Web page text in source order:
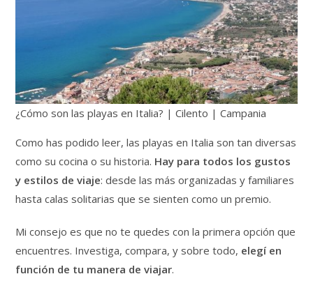
¿Cómo son las playas en Italia? | Cilento | Campania
Como has podido leer, las playas en Italia son tan diversas
como su cocina o su historia. Hay para todos los gustos
y estilos de viaje: desde las más organizadas y familiares
hasta calas solitarias que se sienten como un premio.
Mi consejo es que no te quedes con la primera opción que
encuentres. Investiga, compara, y sobre todo, elegí en
función de tu manera de viajar.